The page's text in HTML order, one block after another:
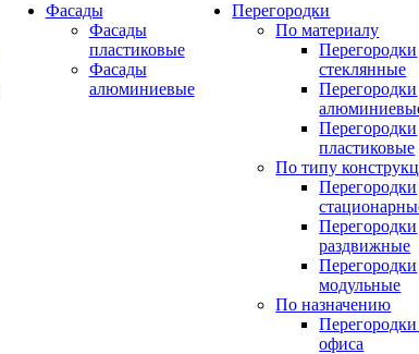
Фасады
Фасады
пластиковые
Фасады
алюминиевые
Перегородки
По материалу
Перегородки
стеклянные
Перегородки
Перегородки
пластиковые
По типу
Перегородки
Перегородки
раздвижные
Перегородки
модульные
По назначению
офиса